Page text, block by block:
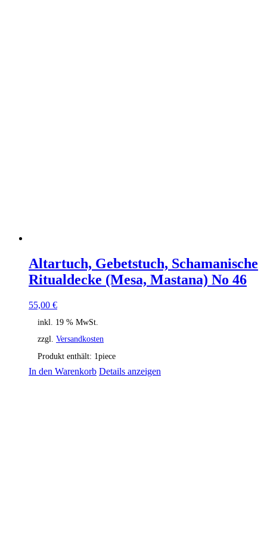
Altartuch, Gebetstuch, Schamanische
Ritualdecke (Mesa, Mastana) No 46
55,00 €
inkl. 19 % MwSt.
zzgl. Versandkosten
Produkt enthält: 1piece
In den Warenkorb Details anzeigen